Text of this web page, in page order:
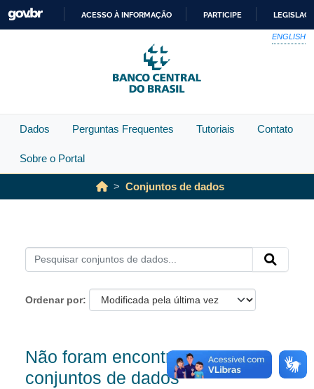
Skip to main content
PARA
O
CONTEÚDO
ACESSO À INFORMAÇÃO PARTICIPE
ENGLISH
Dados Perguntas Frequentes Tutoriais Contato
Sobre o Portal
Conjuntos de dados
Ordenar por
Não foram encontrados
conjuntos de dados